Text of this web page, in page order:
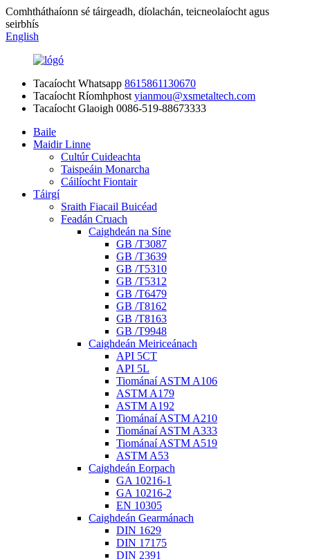
Comhtháthaíonn sé táirgeadh, díolachán, teicneolaíocht agus
seirbhís
English
Tacaíocht Whatsapp 8615861130670
Tacaíocht Ríomhphost yianmou@xsmetaltech.com
Tacaíocht Glaoigh 0086-519-88673333
Baile
Maidir Linne
Cultúr Cuideachta
Taispeáin Monarcha
Cáilíocht Fiontair
Táirgí
Sraith Fiacail Buicéad
Feadán Cruach
Caighdeán na Síne
GB /T3087
GB /T3639
GB /T5310
GB /T5312
GB /T6479
GB /T8162
GB /T8163
GB /T9948
Caighdeán Meiriceánach
API 5CT
API 5L
Tiománaí ASTM A106
ASTM A179
ASTM A192
Tiománaí ASTM A210
Tiománaí ASTM A333
Tiománaí ASTM A519
ASTM A53
Caighdeán Eorpach
GA 10216-1
GA 10216-2
EN 10305
Caighdeán Gearmánach
DIN 1629
DIN 17175
DIN 2391